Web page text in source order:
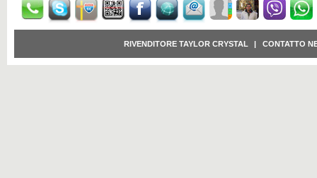
RIVENDITORE TAYLOR CRYSTAL CONTATTO